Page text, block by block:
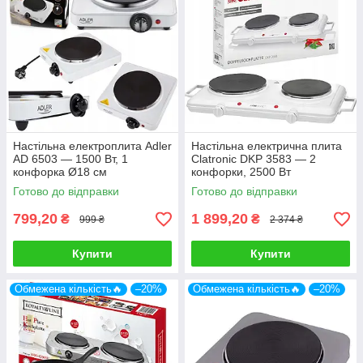
Настільна електроплита Adler
AD 6503 — 1500 Вт, 1
конфорка Ø18 см
Готово до відправки
799,20 ₴ 999 ₴
Купити
Настільна електрична плита
Clatronic DKP 3583 — 2
конфорки, 2500 Вт
Готово до відправки
1 899,20 ₴ 2 374 ₴
Купити
Обмежена кількість🔥 –20% Обмежена кількість🔥 –20%